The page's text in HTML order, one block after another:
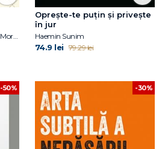
Joshua Foer, Dylan Thuras, Ella Morton
Oprește-te puțin și privește
în jur
Haemin Sunim
74.9 lei 79.29 lei
-50% -30%